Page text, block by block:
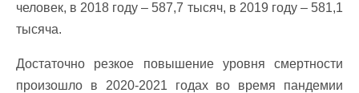
человек, в 2018 году – 587,7 тысяч, в 2019 году – 581,1
тысяча.
Достаточно резкое повышение уровня смертности
произошло в 2020-2021 годах во время пандемии